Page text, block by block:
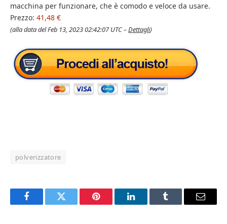
macchina per funzionare, che è comodo e veloce da usare.
Prezzo: 41,48 €
(alla data del Feb 13, 2023 02:42:07 UTC –Dettagli)
polverizzatore
FacebookTwitter Pinterest LinkedInTumblr Email